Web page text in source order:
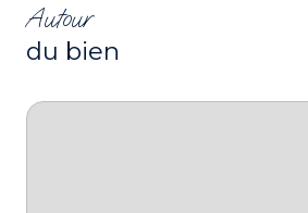
Autour
du bien